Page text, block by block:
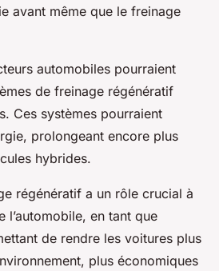
avant même que le freinage
automobiles pourraient
de freinage régénératif
Ces systèmes pourraient
prolongeant encore plus
hybrides.
régénératif a un rôle crucial à
l’automobile, en tant que
de rendre les voitures plus
plus économiques